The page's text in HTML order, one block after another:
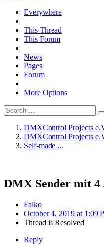
Everywhere
This Thread
This Forum
News
Pages
Forum
More Options
DMXControl Projects
DMXControl Projects
Self-made ...
DMX Sender mit 4
Falko
October 4, 2019 at 1:09
Thread is Resolved
Reply